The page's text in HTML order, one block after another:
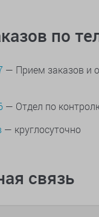
по
— Прием заказов и
— Отдел по
— круглосуточно
связь